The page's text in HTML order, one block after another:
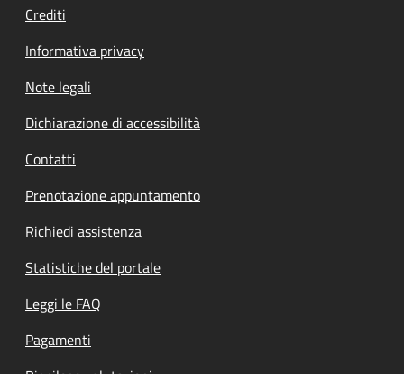
Crediti
Informativa privacy
Note legali
Dichiarazione di accessibilità
Contatti
Prenotazione appuntamento
Richiedi assistenza
Statistiche del portale
Leggi le FAQ
Pagamenti